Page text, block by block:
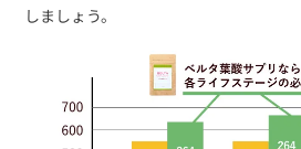
しましょう。